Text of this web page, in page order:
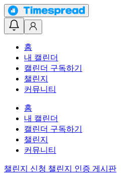
홈
내 캘린더
캘린더 구독하기
챌린지
커뮤니티
홈
내 캘린더
캘린더 구독하기
챌린지
커뮤니티
챌린지 신청 챌린지 인증 게시판